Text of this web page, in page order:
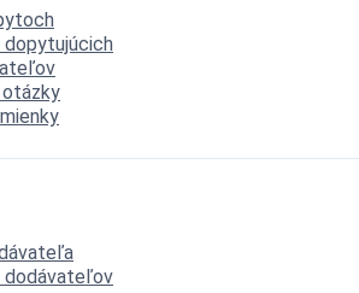
dopytujúcich
dodávateľov